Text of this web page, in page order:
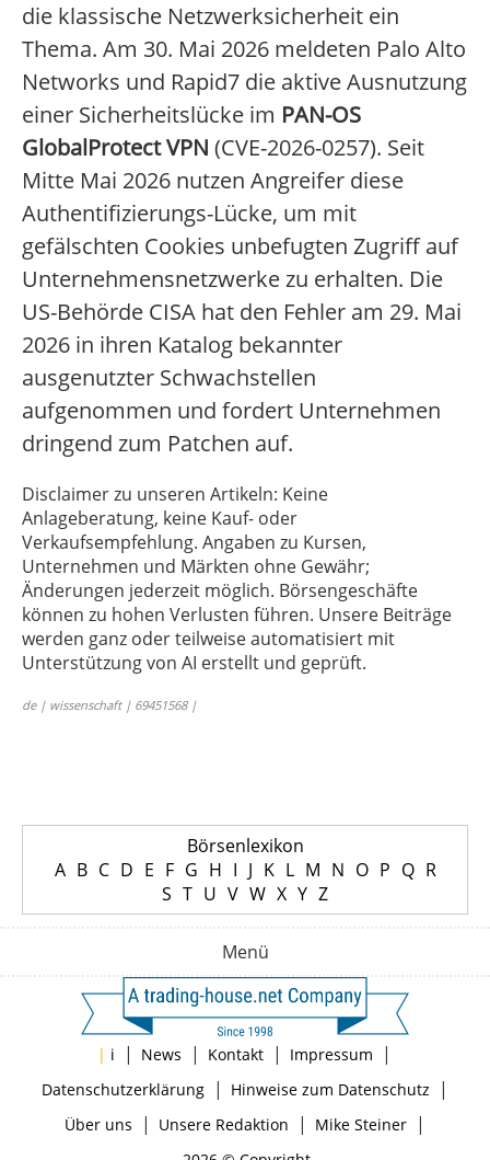
die klassische Netzwerksicherheit ein
Thema. Am 30. Mai 2026 meldeten Palo Alto
Networks und Rapid7 die aktive Ausnutzung
einer Sicherheitslücke im PAN-OS
GlobalProtect VPN (CVE-2026-0257). Seit
Mitte Mai 2026 nutzen Angreifer diese
Authentifizierungs-Lücke, um mit
gefälschten Cookies unbefugten Zugriff auf
Unternehmensnetzwerke zu erhalten. Die
US-Behörde CISA hat den Fehler am 29. Mai
2026 in ihren Katalog bekannter
ausgenutzter Schwachstellen
aufgenommen und fordert Unternehmen
dringend zum Patchen auf.
Disclaimer zu unseren Artikeln: Keine
Anlageberatung, keine Kauf- oder
Verkaufsempfehlung. Angaben zu Kursen,
Unternehmen und Märkten ohne Gewähr;
Änderungen jederzeit möglich. Börsengeschäfte
können zu hohen Verlusten führen. Unsere Beiträge
werden ganz oder teilweise automatisiert mit
Unterstützung von AI erstellt und geprüft.
de | wissenschaft | 69451568 |
Börsenlexikon
A B C D E F G H I J K L M N O P Q R
S T U V W X Y Z
Menü
| i | News | Kontakt | Impressum |
Datenschutzerklärung| Hinweise zum Datenschutz |
Über uns | Unsere Redaktion | Mike Steiner|